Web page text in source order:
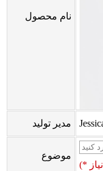
نام محصول
مدیر تولید
موضوع